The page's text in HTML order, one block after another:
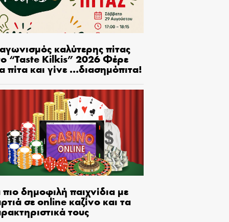
καλύτερης πίτας
“Taste Kilkis” 2026 Φέρε
πίτα και γίνε …διασημόπιτα!
πιο δημοφιλή παιχνίδια με
σε online καζίνο και τα
τους